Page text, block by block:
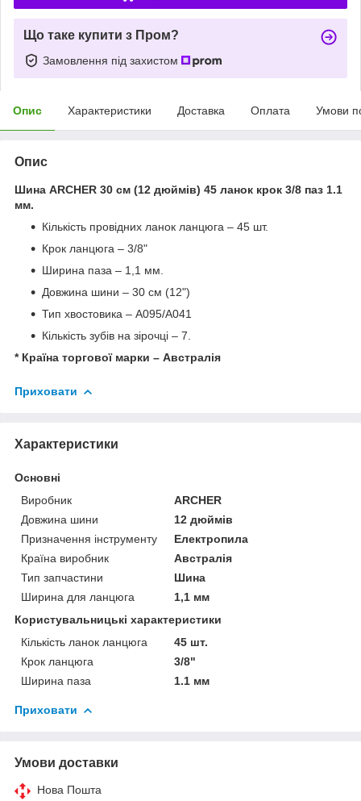
Що таке купити з Пром?
Замовлення під захистом
Опис Характеристики Доставка Оплата Умови
Опис
Шина ARCHER 30 см (12 дюймів) 45 ланок крок 3/8 паз 1.1
мм.
Кількість провідних ланок ланцюга – 45 шт.
Крок ланцюга – 3/8"
Ширина паза – 1,1 мм.
Довжина шини – 30 см (12")
Тип хвостовика – А095/А041
Кількість зубів на зірочці – 7.
* Країна торгової марки – Австралія
Приховати
Характеристики
Основні
Виробник
ARCHER
Довжина шини
12 дюймів
Призначення інструменту
Електропила
Країна виробник
Австралія
Тип запчастини
Шина
Ширина для ланцюга
1,1 мм
Користувальницькі характеристики
Кількість ланок ланцюга
45 шт.
Крок ланцюга
3/8"
Ширина паза
1.1 мм
Приховати
Умови доставки
Нова Пошта